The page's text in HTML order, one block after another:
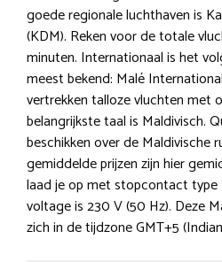
goede regionale luchthaven is
(KDM). Reken voor de totale
minuten. Internationaal is het
meest bekend: Malé
vertrekken talloze vluchten met
belangrijkste taal is Maldivisch.
beschikken over de Maldivische
gemiddelde prijzen zijn hier
laad je op met stopcontact
voltage is 230 V (50 Hz). Deze
zich in de tijdzone GMT+5